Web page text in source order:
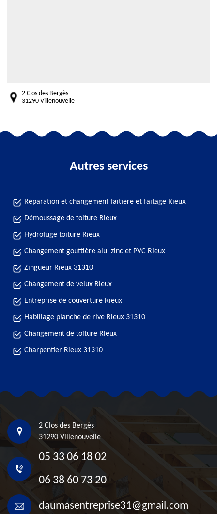
2 Clos des Bergès
31290 Villenouvelle
Autres services
Réparation et changement faîtière et faîtage Rieux
Démoussage de toiture Rieux
Hydrofuge toiture Rieux
Changement gouttière alu, zinc et PVC Rieux
Zingueur Rieux 31310
Changement de velux Rieux
Entreprise de couverture Rieux
Habillage planche de rive Rieux 31310
Changement de toiture Rieux
Charpentier Rieux 31310
2 Clos des Bergès
31290 Villenouvelle
05 33 06 18 02
06 38 60 73 20
daumasentreprise31@gmail.com